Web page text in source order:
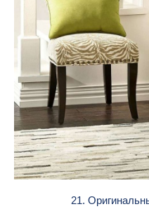
21.